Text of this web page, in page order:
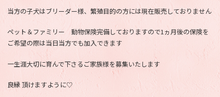
当方の子犬はブリーダー様、繁殖目的の方には現在販売しておりません
ペット＆ファミリー 動物保険完備しておりますので1ヵ月後の保険を
ご希望の際は当日当方でも加入できます
一生涯大切に育んで下さるご家族様を募集いたします
良縁 頂けますように♡